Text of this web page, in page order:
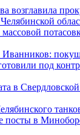
возглавила
под
в
посты в